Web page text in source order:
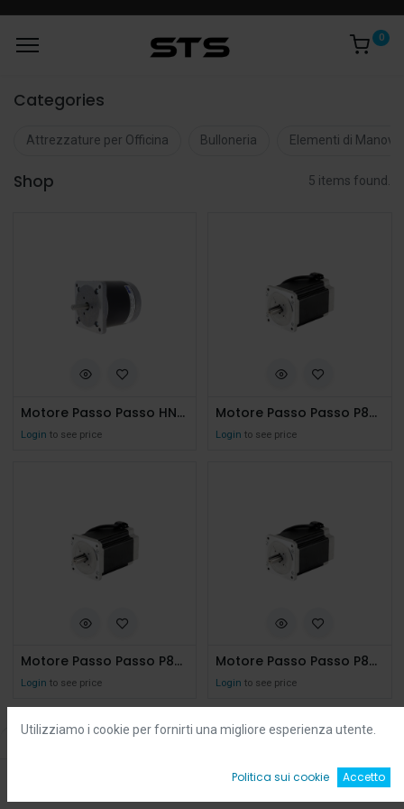
Default
0
Categories
Attrezzature per Officina Bulloneria Elementi di
Shop 5 items found.
Motore Passo Passo HN200 3438 0600
Login to see price
Motore Passo Passo P85-2H-2-A-600-4
Login to see price
Motore Passo Passo P85-2H-2-B-600-4 Albero Bisporgente
Login to see price
Motore Passo Passo P85-2H-3-A-600-4
Login to see price
Utilizziamo i cookie per fornirti una migliore esperienza utente.
Politica sui cookie Accetto